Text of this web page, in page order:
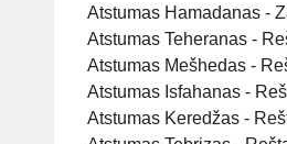
Atstumas Hamadanas -
Atstumas Teheranas -
Atstumas Mešhedas -
Atstumas Isfahanas -
Atstumas Keredžas -